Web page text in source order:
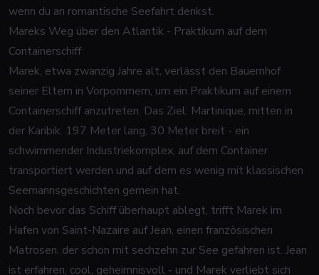
wenn du an romantische Seefahrt denkst.
Mareks Weg über den Atlantik - Praktikum auf dem
Containerschiff
Marek, etwa zwanzig Jahre alt, verlässt den Bauernhof
seiner Eltern in Vorpommern, um ein Praktikum auf einem
Containerschiff anzutreten. Das Ziel: Martinique, mitten in
der Karibik. 197 Meter lang, 30 Meter breit - ein
schwimmender Industriekomplex, auf dem Container
transportiert werden und auf dem es wenig mit klassischen
Seemannsgeschichten gemein hat.
Noch bevor das Schiff überhaupt ablegt, trifft Marek im
Hafen von Saint-Nazaire auf Jean, einen französischen
Matrosen, der schon mit sechzehn zur See gefahren ist. Jean
ist erfahren, cool, geheimnisvoll - und Marek verliebt sich